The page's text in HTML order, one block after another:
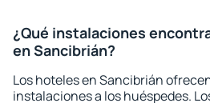
¿Qué instalaciones
en Sancibrián?
Los hoteles en Sancibrián
instalaciones a los huéspedes.